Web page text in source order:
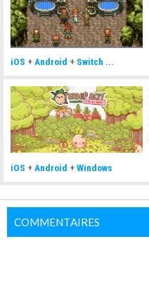
iOS +Android + Switch ...
iOS +Android +Windows
COMMENTAIRES